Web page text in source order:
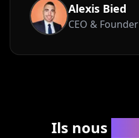
Alexis Bied
CEO & Founder
Ils nous